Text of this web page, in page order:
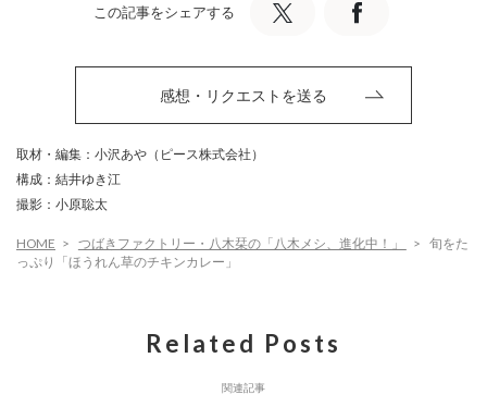
この記事をシェアする
感想・リクエストを送る
取材・編集：小沢あや（ピース株式会社）
構成：結井ゆき江
撮影：小原聡太
HOME つばきファクトリー・八木栞の「八木メシ、進化中！」
旬をた
っぷり「ほうれん草のチキンカレー」
Related Posts
関連記事